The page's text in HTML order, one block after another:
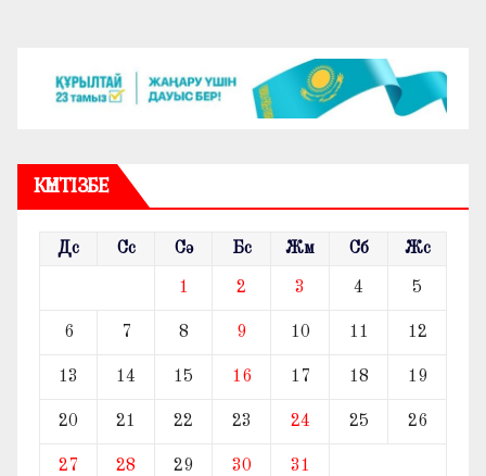
КҮНТІЗБЕ
Дс Сс Сә Бс Жм Сб Жс
1 2 3 4 5
6 7 8 9 10 11 12
13 14 15 16 17 18 19
20 21 22 23 24 25 26
27 28 29 30 31